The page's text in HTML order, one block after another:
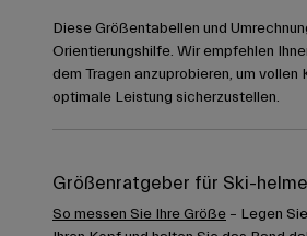
Diese Größentabellen und
Orientierungshilfe. Wir empfehlen
dem Tragen anzuprobieren, um vollen
optimale Leistung sicherzustellen.
Größenratgeber für Ski-helme
So messen Sie Ihre Größe – Legen